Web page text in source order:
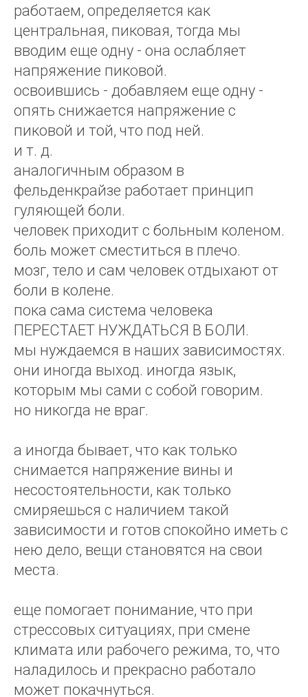
работаем, определяется как
центральная, пиковая, тогда мы
вводим еще одну - она ослабляет
напряжение пиковой.
освоившись - добавляем еще одну -
опять снижается напряжение с
пиковой и той, что под ней.
и т. д.
аналогичным образом в
фельденкрайзе работает принцип
гуляющей боли.
человек приходит с больным коленом.
боль может сместиться в плечо.
мозг, тело и сам человек отдыхают от
боли в колене.
пока сама система человека
ПЕРЕСТАЕТ НУЖДАТЬСЯ В БОЛИ.
мы нуждаемся в наших зависимостях.
они иногда выход. иногда язык,
которым мы сами с собой говорим.
но никогда не враг.
а иногда бывает, что как только
снимается напряжение вины и
несостоятельности, как только
смиряешься с наличием такой
зависимости и готов спокойно иметь с
нею дело, вещи становятся на свои
места.
еще помогает понимание, что при
стрессовых ситуациях, при смене
климата или рабочего режима, то, что
наладилось и прекрасно работало
может покачнуться.